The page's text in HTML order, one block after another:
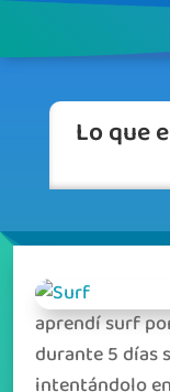
Lo que
aprendí surf
durante 5 días